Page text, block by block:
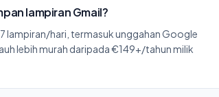
lampiran Gmail?
lampiran/hari, termasuk unggahan Google
lebih murah daripada €149+/tahun milik